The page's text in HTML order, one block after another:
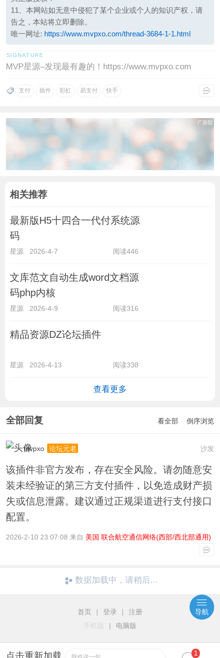
11、本网站如无意中侵犯了某个企业或个人的知识产权，请
告之，本站将立即删除。
唯一网址: https://www.mvpxo.com/thread-3684-1-1.html
MVP星源–发现最有趣的！https://www.mvpxo.com
支付 插件 彩虹 易支付 快手
相关推荐
最新版H5十四合一代付系统源
码
星源 2026-4-7 阅读446
文库范文自动生成word文档源
码php内核
星源 2026-4-9 阅读316
精品资源DZ论坛插件
星源 2026-4-13 阅读338
查看更多
全部回复 看全部 倒序浏览
沙发
mvpxo 论坛元老
该插件非官方发布，存在安全风险。请勿随意安
装未经验证的第三方支付插件，以免造成财产损
失或信息泄露。建议通过正规渠道进行支付接口
配置。
2026-2-10 23:07:08 来自 美国 联合航空通信网络(西部/西北部通用)
点击重新加载 1
数据加载中，请稍后...
首页 | 登录 |
注册
手机版
| 电脑版
导航